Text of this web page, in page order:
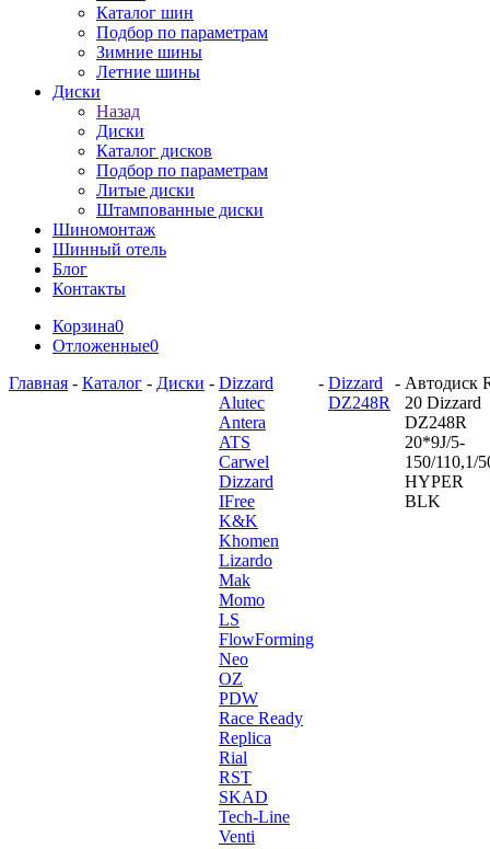
Каталог шин
Подбор по параметрам
Зимние шины
Летние шины
Диски
Назад
Диски
Каталог дисков
Подбор по параметрам
Литые диски
Штампованные диски
Шиномонтаж
Шинный отель
Блог
Контакты
Корзина0
Отложенные0
Главная - Каталог - Диски - Dizzard
Alutec
Antera
ATS
Carwel
Dizzard
IFree
K&K
Khomen
Lizardo
Mak
Momo
LS
FlowForming
Neo
OZ
PDW
Race Ready
Replica
Rial
RST
SKAD
Tech-Line
Venti
- Dizzard
DZ248R
- Автодиск
20 Dizzard
DZ248R
20*9J/5-
150/110,1/
HYPER
BLK